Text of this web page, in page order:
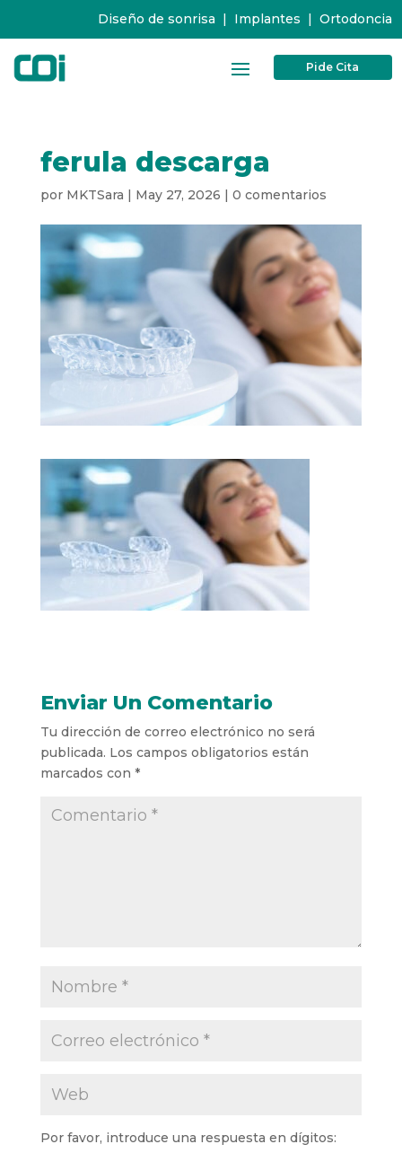
Diseño de sonrisa | Implantes | Ortodoncia
Pide Cita
ferula descarga
por MKTSara | May 27, 2026 | 0 comentarios
Enviar Un Comentario
Tu dirección de correo electrónico no será
publicada. Los campos obligatorios están
marcados con *
Por favor, introduce una respuesta en dígitos: